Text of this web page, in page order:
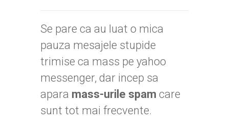
Se pare ca au luat o mica
pauza mesajele stupide
trimise ca mass pe yahoo
messenger, dar incep sa
apara mass-urile spam care
sunt tot mai frecvente.